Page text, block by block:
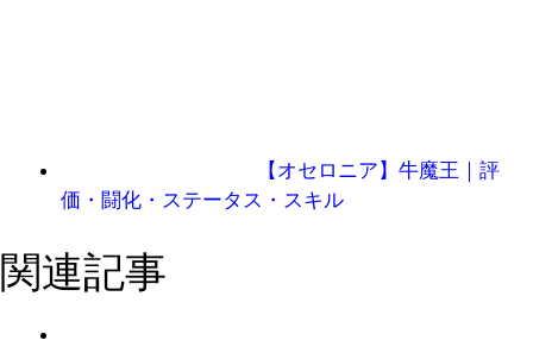
【オセロニア】牛魔王｜評
価・闘化・ステータス・スキル
関連記事